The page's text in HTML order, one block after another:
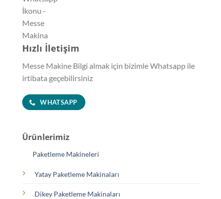
Ürünlerimiz
Paketleme Makineleri
Yatay Paketleme Makinaları
Dikey Paketleme Makinaları
Hızlı İletişim
Messe Makine Bilgi almak için bizimle Whatsapp ile
irtibata geçebilirsiniz
WHATSAPP